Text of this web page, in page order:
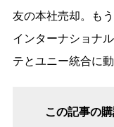
友の本社売却。も
インターナショナ
テとユニー統合に
この記事の